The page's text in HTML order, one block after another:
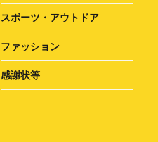
スポーツ・アウトドア
ファッション
感謝状等